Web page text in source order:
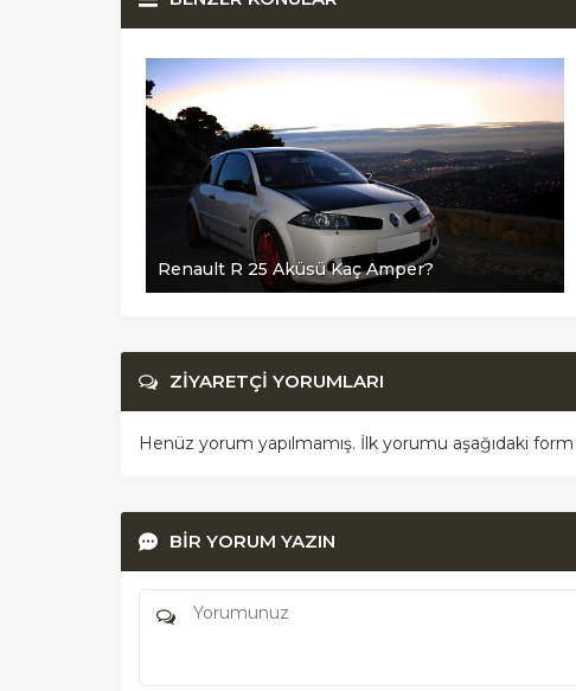
Renault R 25 Aküsü Kaç Amper?
ZİYARETÇİ YORUMLARI
Henüz yorum yapılmamış. İlk yorumu aşağıdaki form
BİR YORUM YAZIN